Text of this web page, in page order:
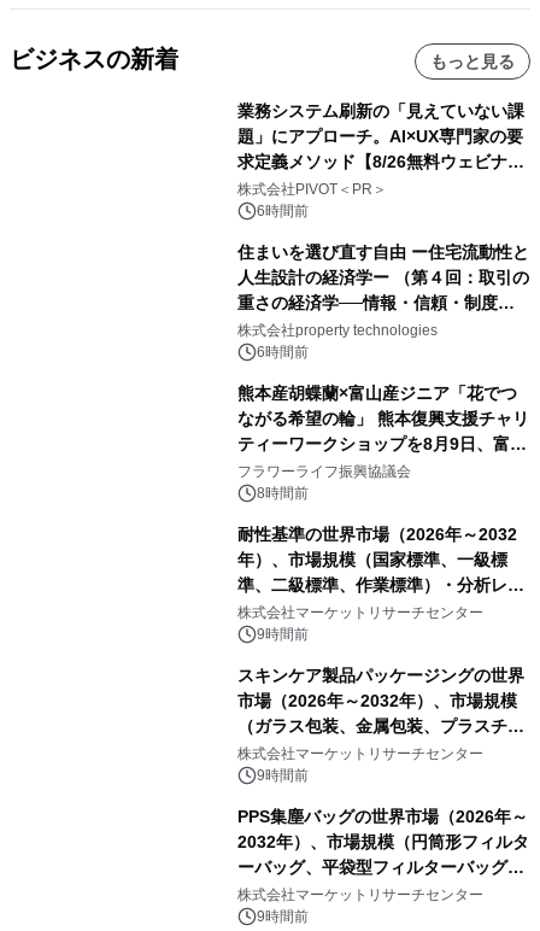
ビジネスの新着 もっと見る
業務システム刷新の「見えていない課
題」にアプローチ。AI×UX専門家の要
求定義メソッド【8/26無料ウェビナ
ー】株式会社PIVOT
株式会社PIVOT＜PR＞
6時間前
住まいを選び直す自由 ー住宅流動性と
人生設計の経済学ー （第４回：取引の
重さの経済学──情報・信頼・制度を
PropTechはどう組み替えるか）｜
PropTech-Lab
株式会社property technologies
6時間前
熊本産胡蝶蘭×富山産ジニア「花でつ
ながる希望の輪」 熊本復興支援チャリ
ティーワークショップを8月9日、富
山・射水で開催
フラワーライフ振興協議会
8時間前
耐性基準の世界市場（2026年～2032
年）、市場規模（国家標準、一級標
準、二級標準、作業標準）・分析レポ
ートを発表
株式会社マーケットリサーチセンター
9時間前
スキンケア製品パッケージングの世界
市場（2026年～2032年）、市場規模
（ガラス包装、金属包装、プラスチッ
ク包装、その他）・分析レポートを発
表
株式会社マーケットリサーチセンター
9時間前
PPS集塵バッグの世界市場（2026年～
2032年）、市場規模（円筒形フィルタ
ーバッグ、平袋型フィルターバッグ、
プリーツフィルターバッグ、その
他）・分析レポートを発表
株式会社マーケットリサーチセンター
9時間前